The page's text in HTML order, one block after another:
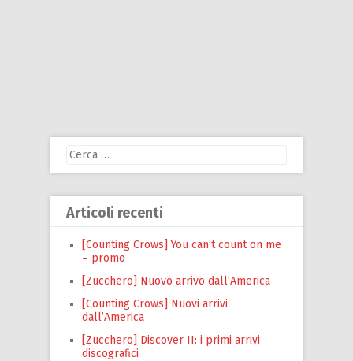
Ricerca
Articoli recenti
[Counting Crows] You can’t count on me
– promo
[Zucchero] Nuovo arrivo dall’America
[Counting Crows] Nuovi arrivi
dall’America
[Zucchero] Discover II: i primi arrivi
discografici